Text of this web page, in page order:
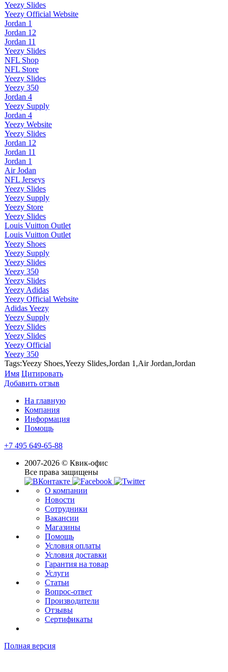
Yeezy Slides
Yeezy Official Website
Jordan 1
Jordan 12
Jordan 11
Yeezy Slides
NFL Shop
NFL Store
Yeezy Slides
Yeezy 350
Jordan 4
Yeezy Supply
Jordan 4
Yeezy Website
Yeezy Slides
Jordan 12
Jordan 11
Jordan 1
Air Jodan
NFL Jerseys
Yeezy Slides
Yeezy Supply
Yeezy Store
Yeezy Slides
Louis Vuitton Outlet
Louis Vuitton Outlet
Yeezy Shoes
Yeezy Supply
Yeezy Slides
Yeezy 350
Yeezy Slides
Yeezy Adidas
Yeezy Official Website
Adidas Yeezy
Yeezy Supply
Yeezy Slides
Yeezy Slides
Yeezy Official
Yeezy 350
Tags:Yeezy Shoes,Yeezy Slides,Jordan 1,Air Jordan,Jordan
Имя Цитировать
Добавить отзыв
На главную
Компания
Информация
Помощь
+7 495 649-65-88
2007-2026 © Квик-офис
Все права защищены
О компании
Новости
Сотрудники
Вакансии
Магазины
Помощь
Условия оплаты
Условия доставки
Гарантия на товар
Услуги
Статьи
Вопрос-ответ
Производители
Отзывы
Сертификаты
Полная версия